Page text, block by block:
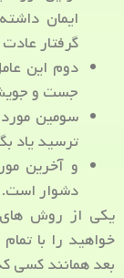
ایمان
گرفتار
دوم این
جست و
سومین
ترسید یاد
و آخرین
دشوار است.
یکی از روش
خواهید را با
بعد همانند کسی